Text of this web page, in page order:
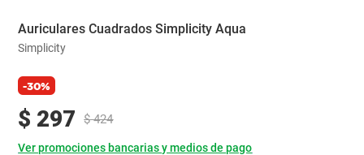
Auriculares Cuadrados Simplicity Aqua
Simplicity
-30%
$ 297 $ 424
Ver promociones bancarias y medios de pago